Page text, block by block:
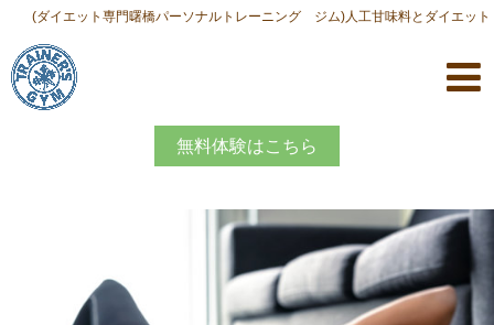
(ダイエット専門曙橋パーソナルトレーニング ジム)人工甘味料とダイエット
無料体験はこちら